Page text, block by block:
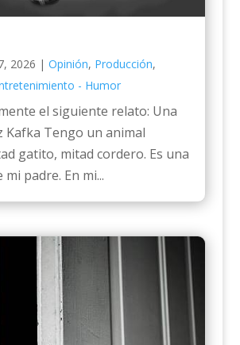
2026 | Opinión, Producción,
- Humor
el siguiente relato: Una
Kafka Tengo un animal
gatito, mitad cordero. Es una
padre. En mi...